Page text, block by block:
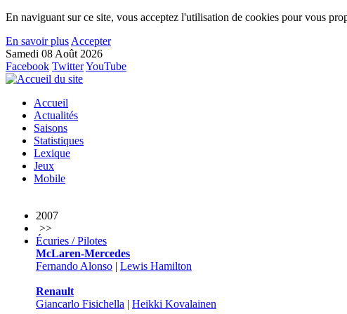
En naviguant sur ce site, vous acceptez l'utilisation de cookies pour vous
En savoir plus Accepter
Samedi 08 Août 2026
Facebook TwitterYouTube
Accueil
Actualités
Saisons
Statistiques
Lexique
Jeux
Mobile
2007
>>
Écuries / Pilotes
McLaren-Mercedes
Fernando Alonso | Lewis Hamilton
Renault
Giancarlo Fisichella | Heikki Kovalainen